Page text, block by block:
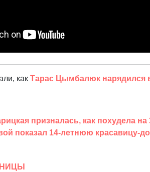
как Тарас Цымбалюк нарядился
призналась, как похудела на
показал 14-летнюю красавицу-